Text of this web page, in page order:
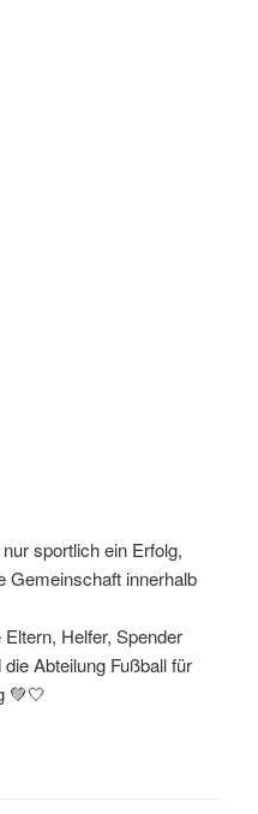
sportlich ein Erfolg,
Gemeinschaft innerhalb
Helfer, Spender
Abteilung Fußball für
💚🤍